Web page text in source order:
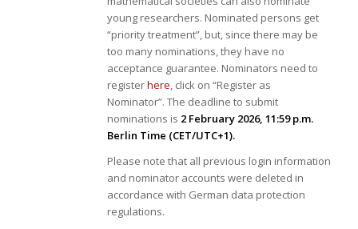
young researchers. Nominated persons get
“priority treatment”, but, since there may be
too many nominations, they have no
acceptance guarantee. Nominators need to
registerhere, click on “Register as
Nominator”. The deadline to submit
nominations is 2 February 2026, 11:59 p.m.
Berlin Time (CET/UTC+1).
Please note that all previous login information
and nominator accounts were deleted in
accordance with German data protection
regulations.